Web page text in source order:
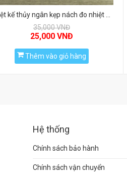
Nhiệt kế thủy ngân kẹp nách đo nhiệt độ cơ thể của AURORA
35,000 VNĐ
25,000 VNĐ
Thêm vào giỏ hàng
Hệ thống
Chính sách bảo hành
Chính sách vận chuyển